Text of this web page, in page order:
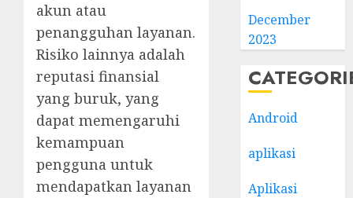
akun atau
penangguhan layanan.
Risiko lainnya adalah
reputasi finansial
yang buruk, yang
dapat memengaruhi
kemampuan
pengguna untuk
mendapatkan layanan
December
2023
Android
aplikasi
Aplikasi